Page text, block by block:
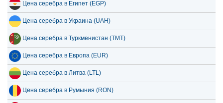
Цена серебра в Египет (EGP)
Цена серебра в Украина (UAH)
Цена серебра в Туркменистан (TMT)
Цена серебра в Европа (EUR)
Цена серебра в Литва (LTL)
Цена серебра в Румыния (RON)